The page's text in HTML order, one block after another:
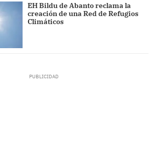
EH Bildu de Abanto reclama la
creación de una Red de Refugios
Climáticos